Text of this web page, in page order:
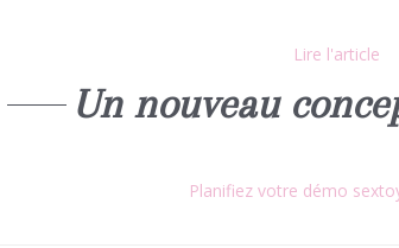
Lire l'article
Un nouveau
Planifiez votre démo